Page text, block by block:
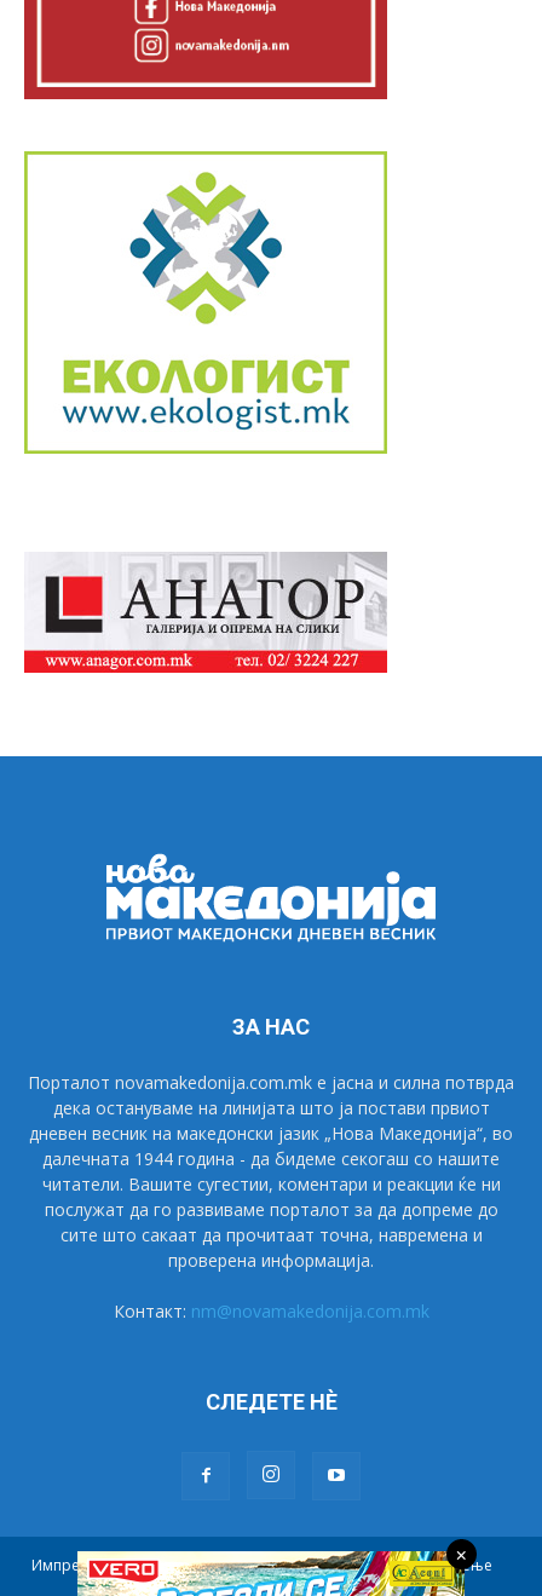
ЗА НАС
Порталот novamakedonija.com.mk е јасна и силна потврда
дека остануваме на линијата што ја постави првиот
дневен весник на македонски јазик „Нова Македонија“, во
далечната 1944 година - да бидеме секогаш со нашите
читатели. Вашите сугестии, коментари и реакции ќе ни
послужат да го развиваме порталот за да допреме до
сите што сакаат да прочитаат точна, навремена и
проверена информација.
Контакт: nm@novamakedonija.com.mk
СЛЕДЕТЕ НÈ
Импресум Маркетинг Претплата
Правила на користење
Контакт
×